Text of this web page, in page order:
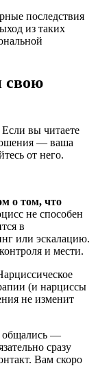
последствия
из таких
свою
Если вы читаете
— ваша
от него.
о том, что
не способен
в
или эскалацию.
и мести.
(и нарциссы
не изменит
общались —
сразу
Вам скоро